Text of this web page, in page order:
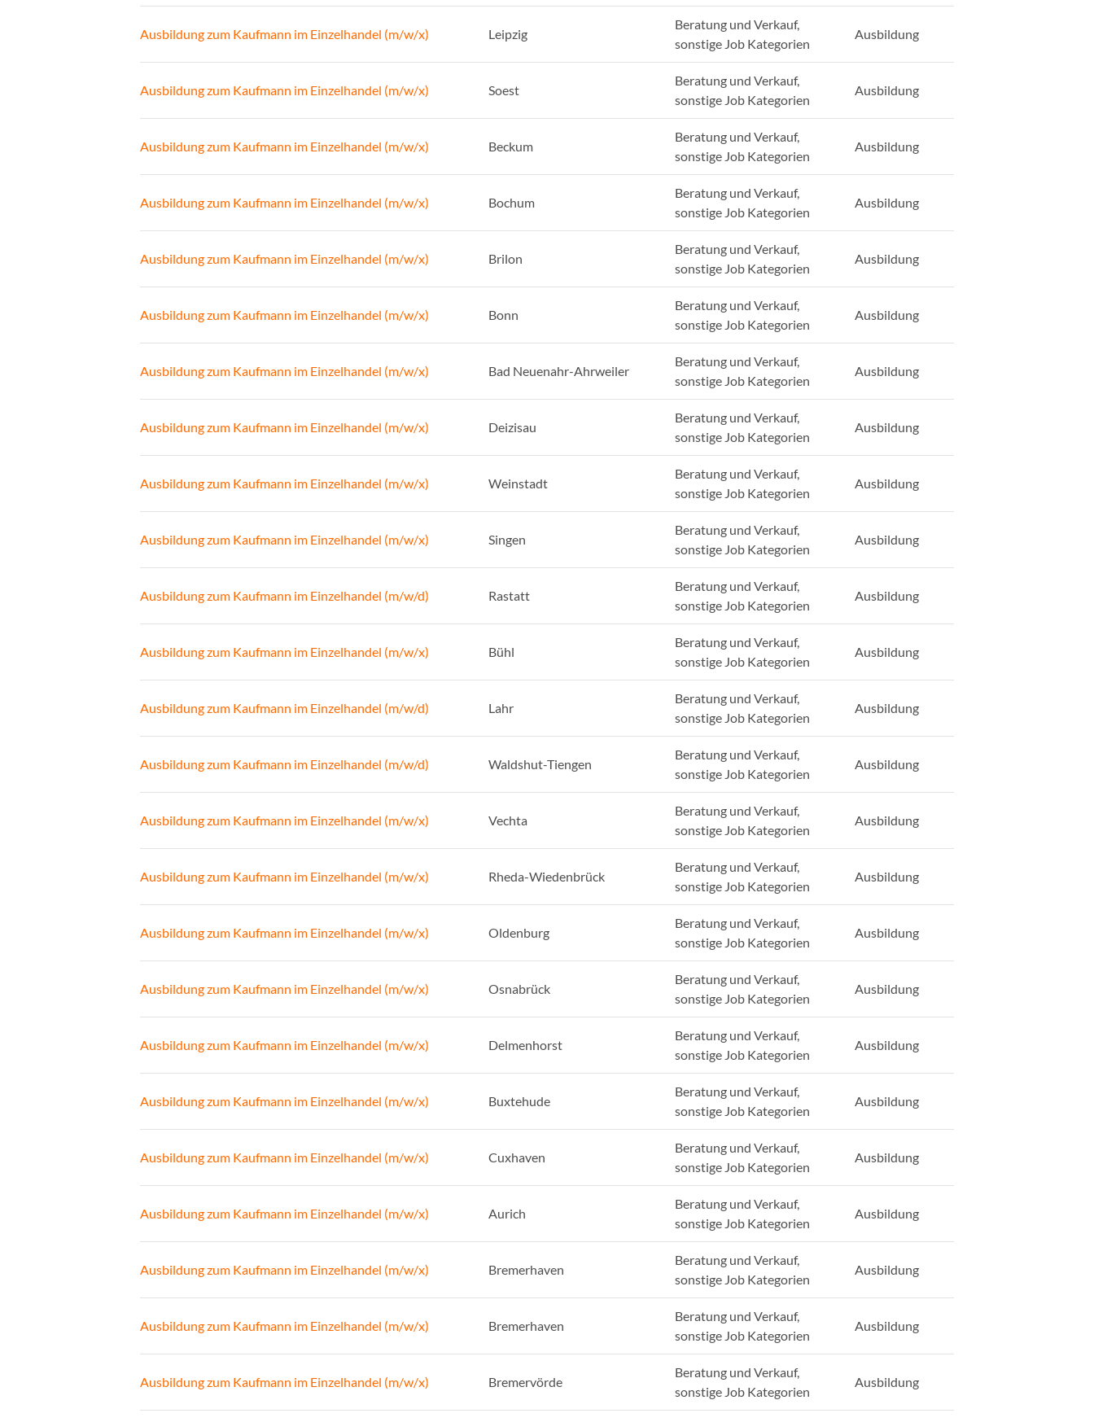
Ausbildung zum Kaufmann im Einzelhandel (m/w/x) Leipzig
Beratung und Verkauf,
sonstige Job Kategorien
Ausbildung
Ausbildung zum Kaufmann im Einzelhandel (m/w/x) Soest
Beratung und Verkauf,
sonstige Job Kategorien
Ausbildung
Ausbildung zum Kaufmann im Einzelhandel (m/w/x) Beckum
Beratung und Verkauf,
sonstige Job Kategorien
Ausbildung
Ausbildung zum Kaufmann im Einzelhandel (m/w/x) Bochum
Beratung und Verkauf,
sonstige Job Kategorien
Ausbildung
Ausbildung zum Kaufmann im Einzelhandel (m/w/x) Brilon
Beratung und Verkauf,
sonstige Job Kategorien
Ausbildung
Ausbildung zum Kaufmann im Einzelhandel (m/w/x) Bonn
Beratung und Verkauf,
sonstige Job Kategorien
Ausbildung
Ausbildung zum Kaufmann im Einzelhandel (m/w/x) Bad Neuenahr-Ahrweiler
Beratung und Verkauf,
sonstige Job Kategorien
Ausbildung
Ausbildung zum Kaufmann im Einzelhandel (m/w/x) Deizisau
Beratung und Verkauf,
sonstige Job Kategorien
Ausbildung
Ausbildung zum Kaufmann im Einzelhandel (m/w/x) Weinstadt
Beratung und Verkauf,
sonstige Job Kategorien
Ausbildung
Ausbildung zum Kaufmann im Einzelhandel (m/w/x) Singen
Beratung und Verkauf,
sonstige Job Kategorien
Ausbildung
Ausbildung zum Kaufmann im Einzelhandel (m/w/d) Rastatt
Beratung und Verkauf,
sonstige Job Kategorien
Ausbildung
Ausbildung zum Kaufmann im Einzelhandel (m/w/x) Bühl
Beratung und Verkauf,
sonstige Job Kategorien
Ausbildung
Ausbildung zum Kaufmann im Einzelhandel (m/w/d) Lahr
Beratung und Verkauf,
sonstige Job Kategorien
Ausbildung
Ausbildung zum Kaufmann im Einzelhandel (m/w/d) Waldshut-Tiengen
Beratung und Verkauf,
sonstige Job Kategorien
Ausbildung
Ausbildung zum Kaufmann im Einzelhandel (m/w/x) Vechta
Beratung und Verkauf,
sonstige Job Kategorien
Ausbildung
Ausbildung zum Kaufmann im Einzelhandel (m/w/x) Rheda-Wiedenbrück
Beratung und Verkauf,
sonstige Job Kategorien
Ausbildung
Ausbildung zum Kaufmann im Einzelhandel (m/w/x) Oldenburg
Beratung und Verkauf,
sonstige Job Kategorien
Ausbildung
Ausbildung zum Kaufmann im Einzelhandel (m/w/x) Osnabrück
Beratung und Verkauf,
sonstige Job Kategorien
Ausbildung
Ausbildung zum Kaufmann im Einzelhandel (m/w/x) Delmenhorst
Beratung und Verkauf,
sonstige Job Kategorien
Ausbildung
Ausbildung zum Kaufmann im Einzelhandel (m/w/x) Buxtehude
Beratung und Verkauf,
sonstige Job Kategorien
Ausbildung
Ausbildung zum Kaufmann im Einzelhandel (m/w/x) Cuxhaven
Beratung und Verkauf,
sonstige Job Kategorien
Ausbildung
Ausbildung zum Kaufmann im Einzelhandel (m/w/x) Aurich
Beratung und Verkauf,
sonstige Job Kategorien
Ausbildung
Ausbildung zum Kaufmann im Einzelhandel (m/w/x) Bremerhaven
Beratung und Verkauf,
sonstige Job Kategorien
Ausbildung
Ausbildung zum Kaufmann im Einzelhandel (m/w/x) Bremerhaven
Beratung und Verkauf,
sonstige Job Kategorien
Ausbildung
Ausbildung zum Kaufmann im Einzelhandel (m/w/x) Bremervörde
Beratung und Verkauf,
sonstige Job Kategorien
Ausbildung